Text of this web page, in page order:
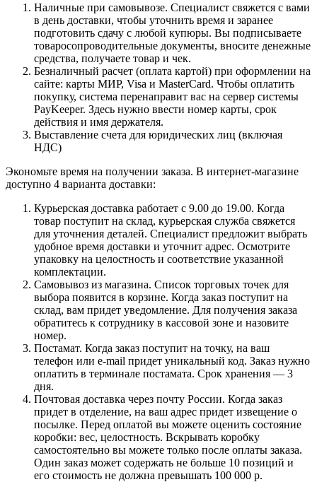
Наличные при самовывозе. Специалист свяжется с вами
в день доставки, чтобы уточнить время и заранее
подготовить сдачу с любой купюры. Вы подписываете
товаросопроводительные документы, вносите денежные
средства, получаете товар и чек.
Безналичный расчет (оплата картой) при оформлении на
сайте: карты МИР, Visa и MasterCard. Чтобы оплатить
покупку, система перенаправит вас на сервер системы
PayKeeper. Здесь нужно ввести номер карты, срок
действия и имя держателя.
Выставление счета для юридических лиц (включая
НДС)
Экономьте время на получении заказа. В интернет-магазине
доступно 4 варианта доставки:
Курьерская доставка работает с 9.00 до 19.00. Когда
товар поступит на склад, курьерская служба свяжется
для уточнения деталей. Специалист предложит выбрать
удобное время доставки и уточнит адрес. Осмотрите
упаковку на целостность и соответствие указанной
комплектации.
Самовывоз из магазина. Список торговых точек для
выбора появится в корзине. Когда заказ поступит на
склад, вам придет уведомление. Для получения заказа
обратитесь к сотруднику в кассовой зоне и назовите
номер.
Постамат. Когда заказ поступит на точку, на ваш
телефон или e-mail придет уникальный код. Заказ нужно
оплатить в терминале постамата. Срок хранения — 3
дня.
Почтовая доставка через почту России. Когда заказ
придет в отделение, на ваш адрес придет извещение о
посылке. Перед оплатой вы можете оценить состояние
коробки: вес, целостность. Вскрывать коробку
самостоятельно вы можете только после оплаты заказа.
Один заказ может содержать не больше 10 позиций и
его стоимость не должна превышать 100 000 р.